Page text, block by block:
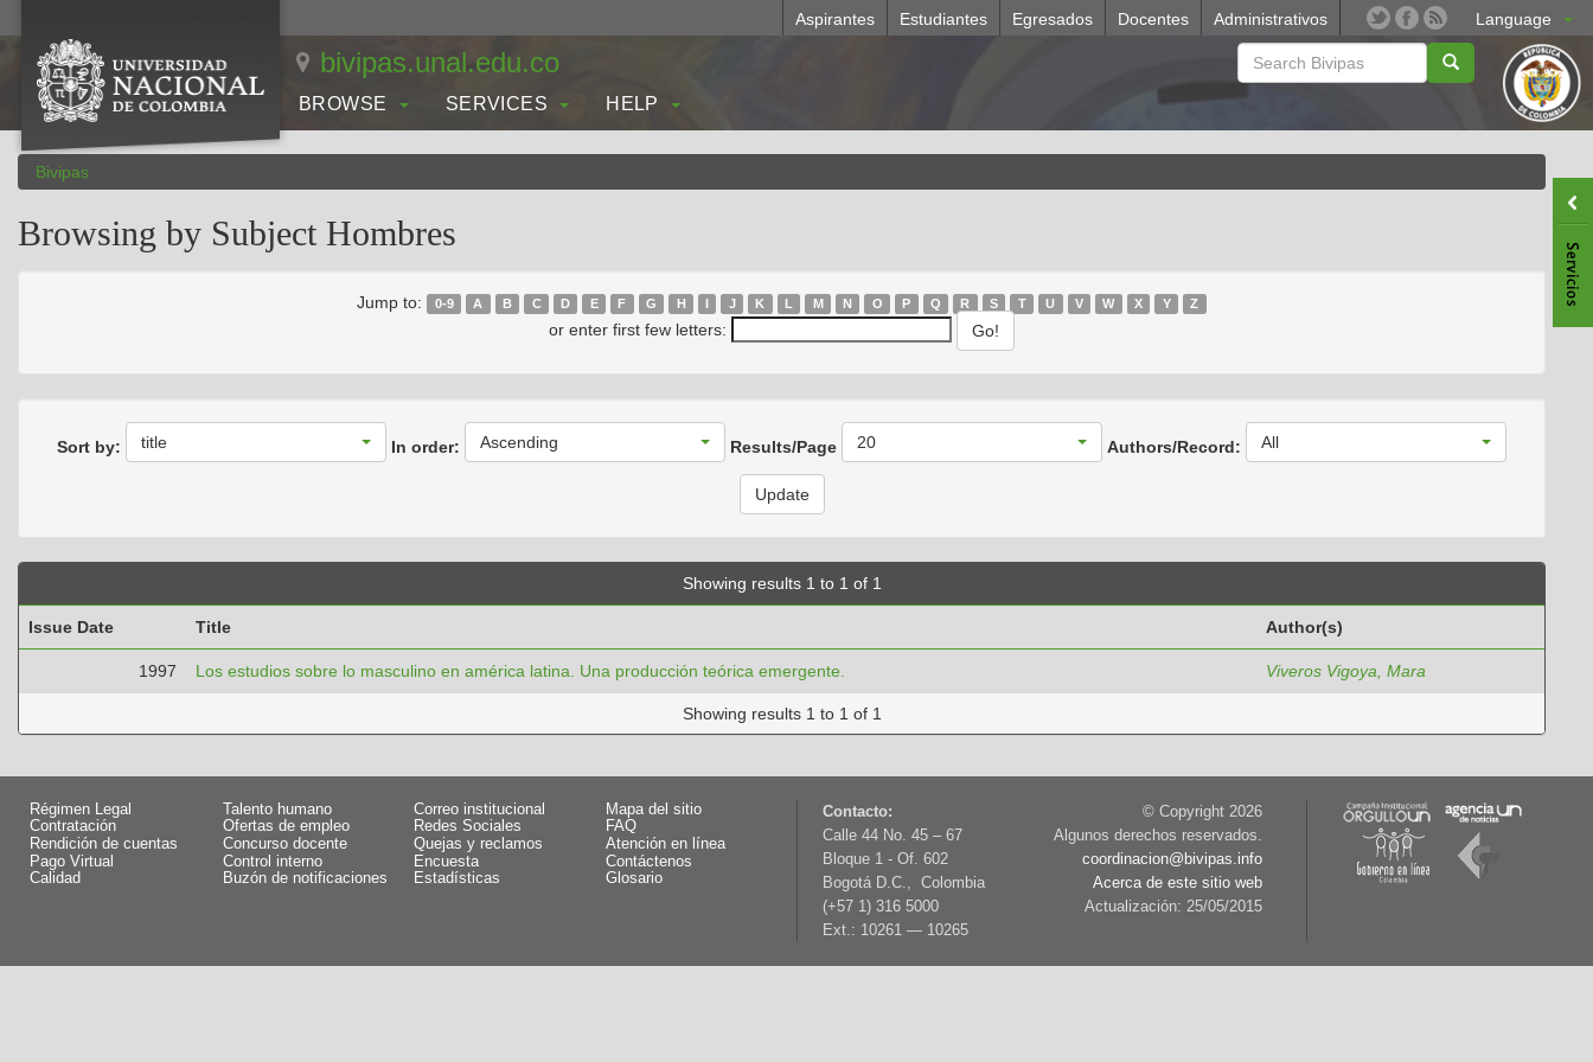
Language
Aspirantes Estudiantes Egresados Docentes Administrativos
bivipas.unal.edu.co
BROWSE SERVICES HELP
Bivipas
Browsing by Subject Hombres
Jump to: 0-9 A B C D E F G H I J K L M N O P Q R S T U V W X Y Z
or enter first few letters:
Sort by: title In order: Ascending Results/Page 20 Authors/Record: All
Showing results 1 to 1 of 1
Issue Date Title Author(s)
1997 Los estudios sobre lo masculino en américa latina. Una producción teórica emergente. Viveros Vigoya, Mara
Showing results 1 to 1 of 1
Régimen Legal
Talento humano
Contratación
Ofertas de empleo
Rendición de cuentas
Concurso docente
Pago Virtual
Control interno
Calidad
Buzón de notificaciones
Correo institucional
Mapa del sitio
Redes Sociales
FAQ
Quejas y reclamos
Atención en línea
Encuesta
Contáctenos
Estadísticas
Glosario
Contacto:
Calle 44 No. 45 – 67
Bloque 1 - Of. 602
Bogotá D.C., Colombia
(+57 1) 316 5000
Ext.: 10261 — 10265
© Copyright 2026
Algunos derechos reservados.
coordinacion@bivipas.info
Acerca de este sitio web
Actualización: 25/05/2015